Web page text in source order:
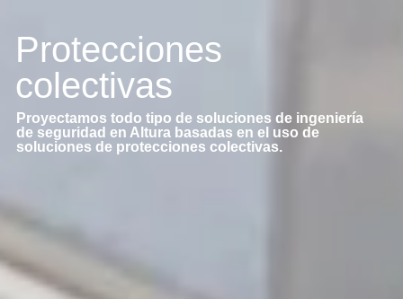
Protecciones
colectivas
Proyectamos todo tipo de soluciones de ingeniería
de seguridad en Altura basadas en el uso de
soluciones de protecciones colectivas.